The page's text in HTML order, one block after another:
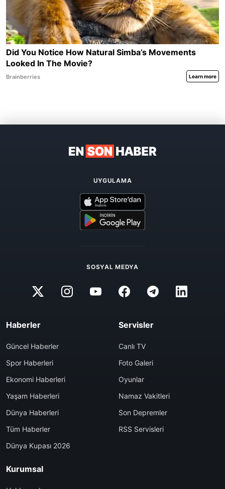
UYGULAMA
SOSYAL MEDYA
Haberler
Güncel Haberler
Spor Haberleri
Ekonomi Haberleri
Yaşam Haberleri
Dünya Haberleri
Tüm Haberler
Dünya Kupası 2026
Servisler
Canlı TV
Foto Galeri
Oyunlar
Namaz Vakitleri
Son Depremler
RSS Servisleri
Kurumsal